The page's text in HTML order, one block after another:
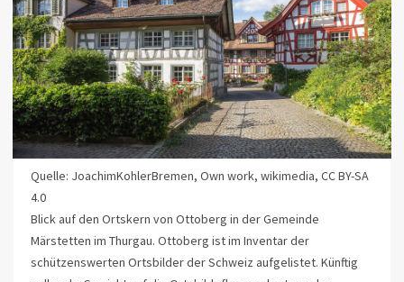
Quelle: JoachimKohlerBremen, Own work, wikimedia, CC BY-SA
4.0
Blick auf den Ortskern von Ottoberg in der Gemeinde
Märstetten im Thurgau. Ottoberg ist im Inventar der
schützenswerten Ortsbilder der Schweiz aufgelistet. Künftig